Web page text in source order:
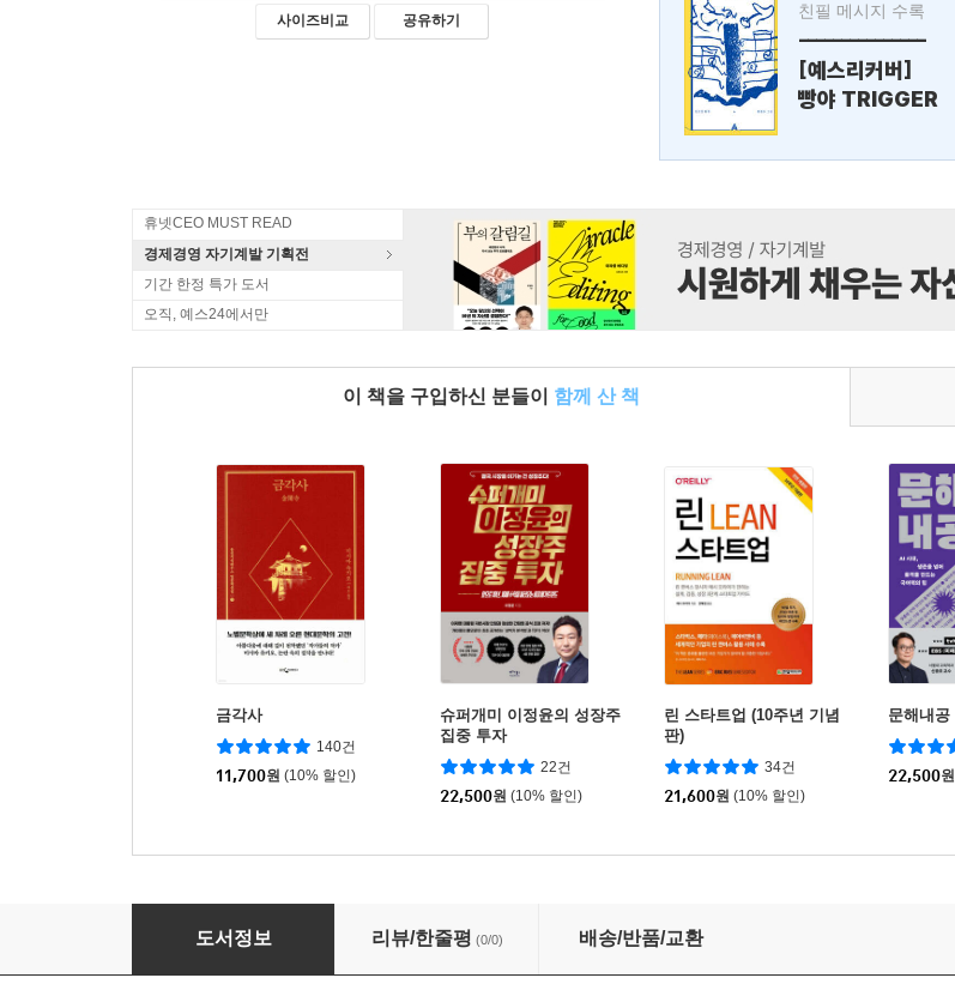
사이즈비교 공유하기
친필 메시지 수록
---------------
[예스리커버]
빵야 TRIGGER
휴넷CEO MUST READ
경제경영 자기계발 기획전
기간 한정 특가 도서
오직, 예스24에서만
이 책을 구입하신 분들이 함께 산 책
금각사
140건
11,700원 (10% 할인)
슈퍼개미 이정윤의 성장주
집중 투자
22건
22,500원 (10% 할인)
린 스타트업 (10주년 기념
판)
34건
21,600원 (10% 할인)
문해내공
22,500원
고접점 퍼널 마케팅 시스템
도서정보 리뷰/한줄평 (0/0) 배송/반품/교환